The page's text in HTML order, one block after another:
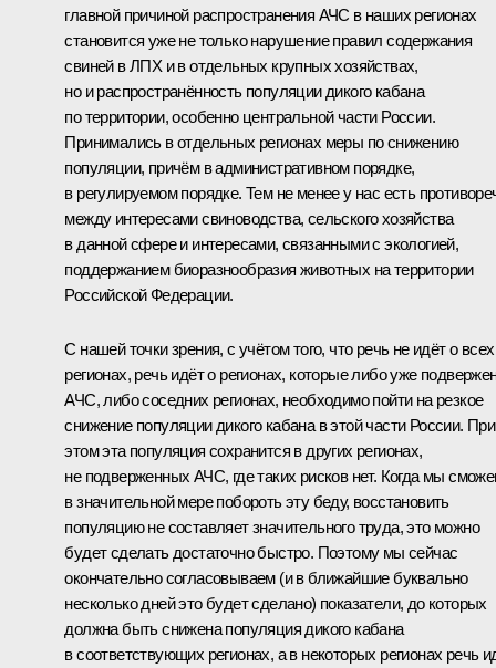
главной причиной распространения АЧС в наших регионах
становится уже не только нарушение правил содержания
свиней в ЛПХ и в отдельных крупных хозяйствах,
но и распространённость популяции дикого кабана
по территории, особенно центральной части России.
Принимались в отдельных регионах меры по снижению
популяции, причём в административном порядке,
в регулируемом порядке. Тем не менее у нас есть
между интересами свиноводства, сельского хозяйства
в данной сфере и интересами, связанными с экологией,
поддержанием биоразнообразия животных на территории
Российской Федерации.
С нашей точки зрения, с учётом того, что речь не идёт о всех
регионах, речь идёт о регионах, которые либо уже
АЧС, либо соседних регионах, необходимо пойти на резкое
снижение популяции дикого кабана в этой части России. При
этом эта популяция сохранится в других регионах,
не подверженных АЧС, где таких рисков нет. Когда мы
в значительной мере побороть эту беду, восстановить
популяцию не составляет значительного труда, это можно
будет сделать достаточно быстро. Поэтому мы сейчас
окончательно согласовываем (и в ближайшие буквально
несколько дней это будет сделано) показатели, до которых
должна быть снижена популяция дикого кабана
в соответствующих регионах, а в некоторых регионах речь